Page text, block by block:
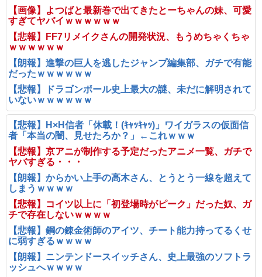
【画像】よつばと最新巻で出てきたとーちゃんの妹、可愛
すぎてヤバイｗｗｗｗｗｗ
【悲報】FF7リメイクさんの開発状況、もうめちゃくちゃ
ｗｗｗｗｗｗ
【朗報】進撃の巨人を逃したジャンプ編集部、ガチで有能
だったｗｗｗｗｗｗ
【悲報】ドラゴンボール史上最大の謎、未だに解明されて
いないｗｗｗｗｗｗ
【悲報】H×H信者「休載！(ｷｬｯｷｬｯ)」ワイガラスの仮面信
者「本当の闇、見せたろか？」←これｗｗｗ
【悲報】京アニが制作する予定だったアニメ一覧、ガチで
ヤバすぎる・・・
【朗報】からかい上手の高木さん、とうとう一線を超えて
しまうｗｗｗｗ
【悲報】コイツ以上に「初登場時がピーク」だった奴、ガ
チで存在しないｗｗｗｗ
【悲報】鋼の錬金術師のアイツ、チート能力持ってるくせ
に弱すぎるｗｗｗｗ
【朗報】ニンテンドースイッチさん、史上最強のソフトラ
ッシュへｗｗｗｗ